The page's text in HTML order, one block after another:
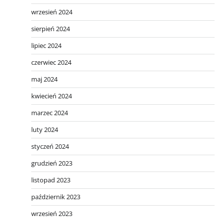
wrzesień 2024
sierpień 2024
lipiec 2024
czerwiec 2024
maj 2024
kwiecień 2024
marzec 2024
luty 2024
styczeń 2024
grudzień 2023
listopad 2023
październik 2023
wrzesień 2023